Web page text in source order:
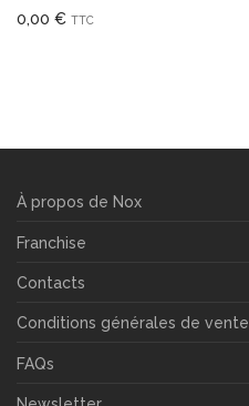
0,00 € TTC
À propos de Nox
Franchise
Contacts
Conditions générales de vente
FAQs